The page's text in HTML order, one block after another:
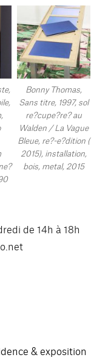
Bonny Thomas,
Sans titre, 1997, sol
re?cupe?re? au
Walden / La Vague
Bleue, re?-e?dition (
2015), installation,
bois, metal, 2015
de 14h à 18h
& exposition